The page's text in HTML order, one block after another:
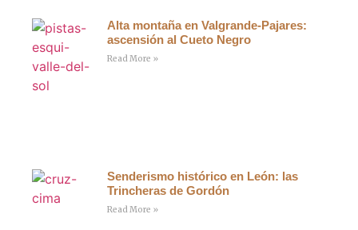
Alta montaña en Valgrande-Pajares:
ascensión al Cueto Negro
Read More »
Senderismo histórico en León: las
Trincheras de Gordón
Read More »